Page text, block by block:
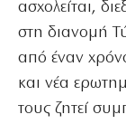
ασχολείται,
στη διανομή
από έναν
και νέα
τους ζητεί